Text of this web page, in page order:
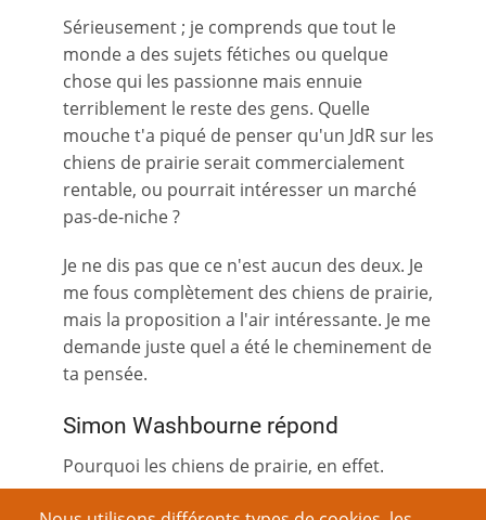
Sérieusement ; je comprends que tout le
monde a des sujets fétiches ou quelque
chose qui les passionne mais ennuie
terriblement le reste des gens. Quelle
mouche t'a piqué de penser qu'un JdR sur les
chiens de prairie serait commercialement
rentable, ou pourrait intéresser un marché
pas-de-niche ?
Je ne dis pas que ce n'est aucun des deux. Je
me fous complètement des chiens de prairie,
mais la proposition a l'air intéressante. Je me
demande juste quel a été le cheminement de
ta pensée.
Simon Washbourne répond
Pourquoi les chiens de prairie, en effet.
Eh bien, je venais de finir de lireDucton Wood